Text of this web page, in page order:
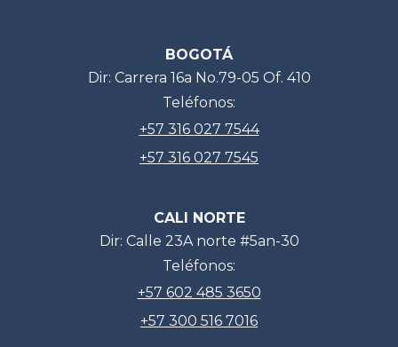
BOGOTÁ
Dir: Carrera 16a No.79-05 Of. 410
Teléfonos:
+57 316 027 7544
+57 316 027 7545
CALI NORTE
Dir: Calle 23A norte #5an-30
Teléfonos:
+57 602 485 3650
+57 300 516 7016